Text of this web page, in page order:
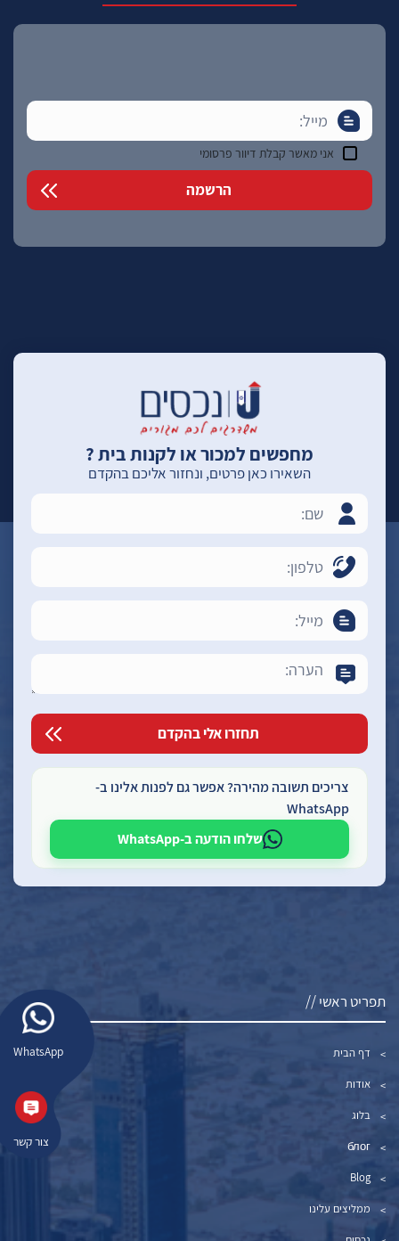
WhatsApp
צור קשר
אני מאשר קבלת דיוור פרסומי
מחפשים למכור או לקנות בית ?
השאירו כאן פרטים, ונחזור אליכם בהקדם
צריכים תשובה מהירה? אפשר גם לפנות אלינו ב-
WhatsApp
שלחו הודעה ב-WhatsApp
תפריט ראשי //
דף הבית
אודות
בלוג
блог
Blog
ממליצים עלינו